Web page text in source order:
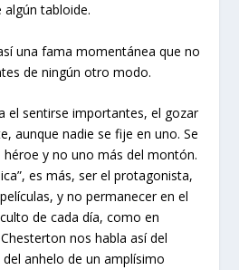
algún tabloide.
una fama momentánea que no
de ningún otro modo.
el sentirse importantes, el gozar
aunque nadie se fije en uno. Se
héroe y no uno más del montón.
es más, ser el protagonista,
y no permanecer en el
de cada día, como en
nos habla así del
anhelo de un amplísimo